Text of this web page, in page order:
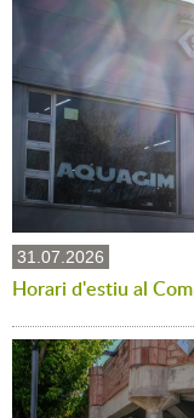
31.07.2026
Horari d'estiu al